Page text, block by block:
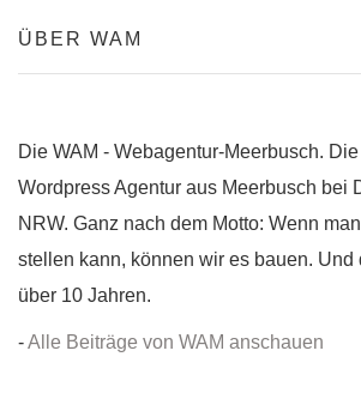
ÜBER WAM
Die WAM - Webagentur-Meerbusch.
Wordpress Agentur aus Meerbusch bei
NRW. Ganz nach dem Motto: Wenn
stellen kann, können wir es bauen. Und
über 10 Jahren.
-Alle Beiträge von WAM anschauen